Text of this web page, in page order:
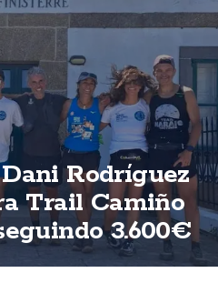
Rodríguez
Trail Camiño
3.600€